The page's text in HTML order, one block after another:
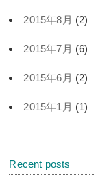
2015年8月 (2)
2015年7月 (6)
2015年6月 (2)
2015年1月 (1)
Recent posts